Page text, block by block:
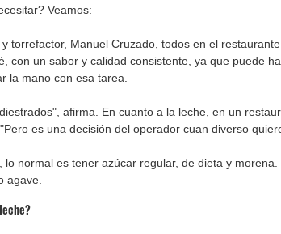
torrefactor, Manuel Cruzado, todos en el
con un sabor y calidad consistente, ya que puede
la mano con esa tarea.
afirma. En cuanto a la leche, en un
es una decisión del operador cuan diverso
lo normal es tener azúcar regular, de dieta y
agave.